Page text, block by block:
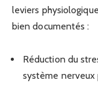
leviers
bien documentés :
Réduction du
système nerveux